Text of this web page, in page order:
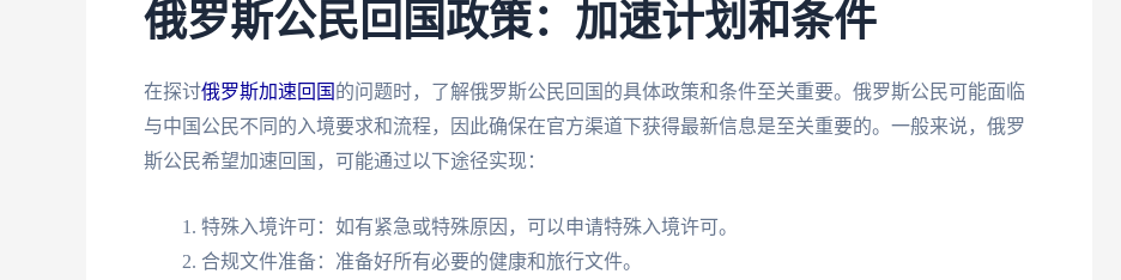
俄罗斯公民回国政策：加速计划和条件
在探讨俄罗斯加速回国 的问题时，了解俄罗斯公民回国的具体政策和条件至关重要。俄罗斯公民可能面临
与中国公民不同的入境要求和流程，因此确保在官方渠道下获得最新信息是至关重要的。一般来说，俄罗
斯公民希望加速回国，可能通过以下途径实现：
特殊入境许可：如有紧急或特殊原因，可以申请特殊入境许可。
合规文件准备：准备好所有必要的健康和旅行文件。